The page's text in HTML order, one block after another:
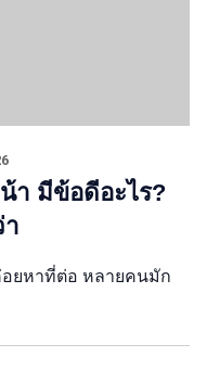
า มีข้อดีอะไร?
ยหาที่ต่อ หลายคนมัก